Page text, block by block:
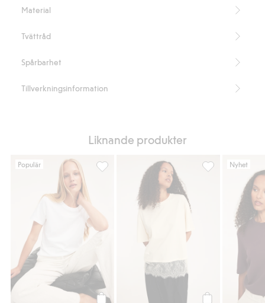
Kort ärm
Längd 62 cm i storlek S
Material
Tvättråd
Spårbarhet
Tillverkningsinformation
Liknande produkter
Populär
Regular t-shirt i bomull, Lägg till i favoriter
T-shirt med
Nyhet